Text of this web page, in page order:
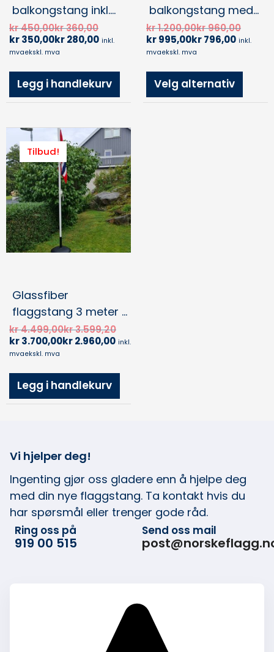
balkongstang inkl.
flagg
kr450,00kr360,00
kr350,00kr280,00 inkl.
mvaekskl. mva
Legg i handlekurv
balkongstang med
roterende flaggfeste
inkl. flagg
kr1.200,00kr960,00
kr995,00kr796,00 inkl.
mvaekskl. mva
Velg alternativ
Tilbud!
Glassfiber
flaggstang 3 meter til
parasollfot
kr4.499,00kr3.599,20
Opprinnelig
var:
kr 4.499,00kr 3.599,20.
kr3.700,00kr2.960,00
Nåværende
er:
kr 3.700,00kr 2.960,00.
inkl.
mvaekskl. mva
Legg i handlekurv
Vi hjelper deg!
Ingenting gjør oss gladere enn å hjelpe deg
med din nye flaggstang. Ta kontakt hvis du
har spørsmål eller trenger gode råd.
Ring oss på
919 00 515
Send oss mail